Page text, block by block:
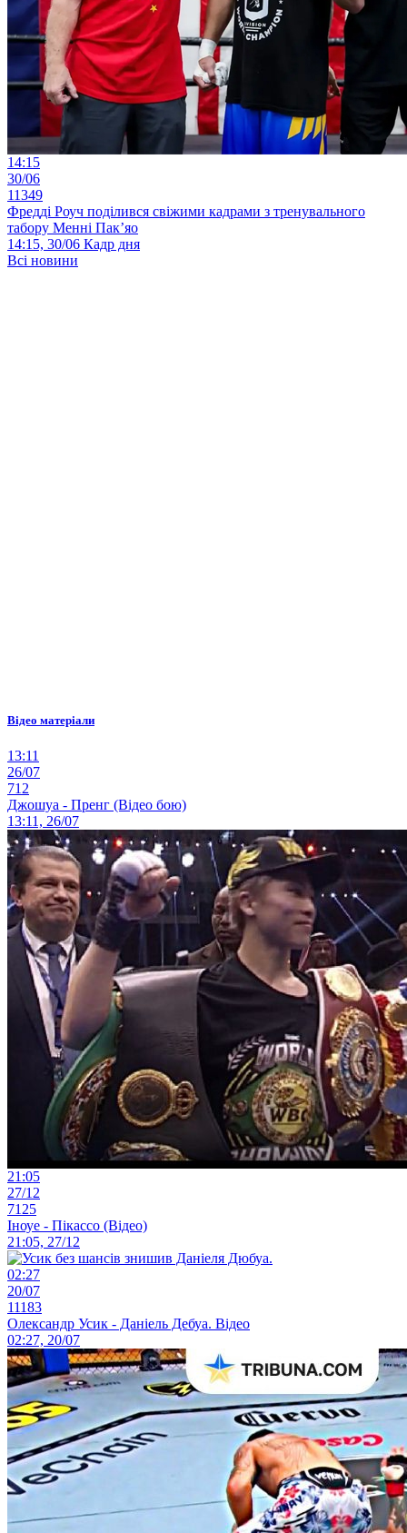
14:15
30/06
11349
Фредді Роуч поділився свіжими кадрами з тренувального
табору Менні Пак’яо
14:15, 30/06 Кадр дня
Всі новини
Відео матеріали
13:11
26/07
712
Джошуа - Пренг (Відео бою)
13:11, 26/07
21:05
27/12
7125
Іноуе - Пікассо (Відео)
21:05, 27/12
02:27
20/07
11183
Олександр Усик - Даніель Дебуа. Відео
02:27, 20/07